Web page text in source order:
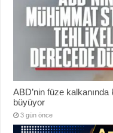
ABD’nin füze kalkanında
büyüyor
3 gün önce